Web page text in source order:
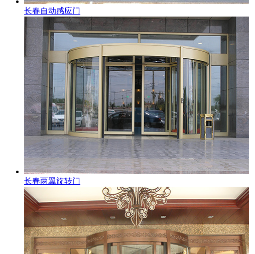
长春自动感应门
长春两翼旋转门